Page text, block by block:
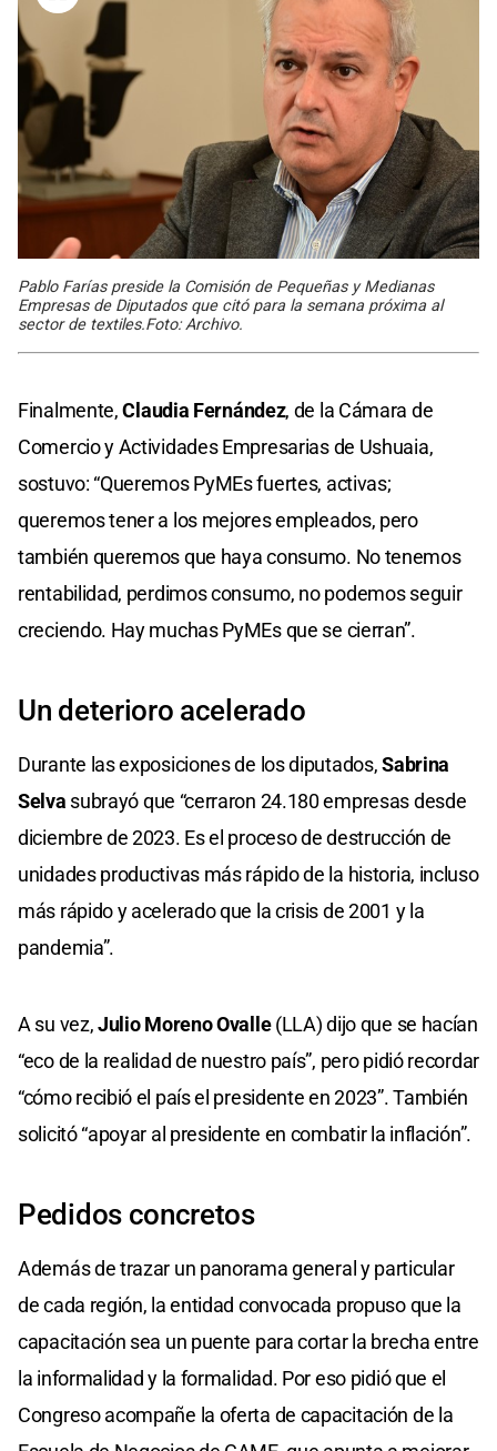
Pablo Farías preside la Comisión de Pequeñas y Medianas
Empresas de Diputados que citó para la semana próxima al
sector de textiles.Foto: Archivo.
Finalmente,Claudia Fernández, de la Cámara de
Comercio y Actividades Empresarias de Ushuaia,
sostuvo: “Queremos PyMEs fuertes, activas;
queremos tener a los mejores empleados, pero
también queremos que haya consumo. No tenemos
rentabilidad, perdimos consumo, no podemos seguir
creciendo. Hay muchas PyMEs que se cierran”.
Un deterioro acelerado
Durante las exposiciones de los diputados,Sabrina
Selva subrayó que “cerraron 24.180 empresas desde
diciembre de 2023. Es el proceso de destrucción de
unidades productivas más rápido de la historia, incluso
más rápido y acelerado que la crisis de 2001 y la
pandemia”.
A su vez,Julio Moreno Ovalle(LLA) dijo que se hacían
“eco de la realidad de nuestro país”, pero pidió recordar
“cómo recibió el país el presidente en 2023”. También
solicitó “apoyar al presidente en combatir la inflación”.
Pedidos concretos
Además de trazar un panorama general y particular
de cada región, la entidad convocada propuso que la
capacitación sea un puente para cortar la brecha entre
la informalidad y la formalidad. Por eso pidió que el
Congreso acompañe la oferta de capacitación de la